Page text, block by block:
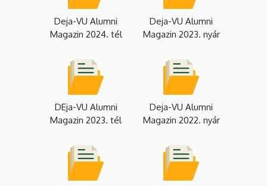
Deja-VU Alumni
Magazin 2024. tél
Deja-VU Alumni
Magazin 2023. nyár
DEja-VU Alumni
Magazin 2023. tél
Deja-VU Alumni
Magazin 2022. nyár